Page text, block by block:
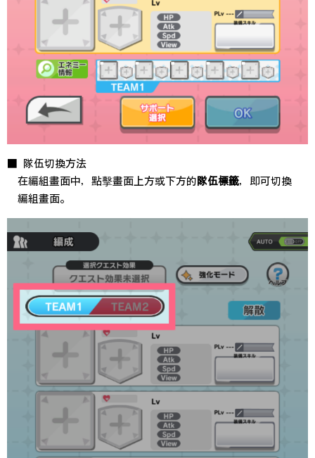
■ 隊伍切換方法
在編組畫面中，點擊畫面上方或下方的 隊伍標籤，即可切換
編組畫面。